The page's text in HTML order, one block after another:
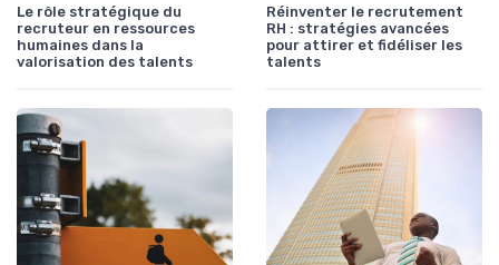
Le rôle stratégique du
recruteur en ressources
humaines dans la
valorisation des talents
Réinventer le recrutement
RH : stratégies avancées
pour attirer et fidéliser les
talents